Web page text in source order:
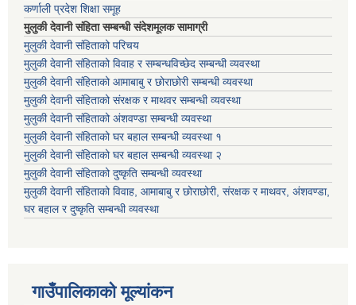
कर्णाली प्रदेश शिक्षा समूह
मुलुकी देवानी संहिता सम्बन्धी संदेशमूलक सामाग्री
मुलुकी देवानी संहिताको परिचय
मुलुकी देवानी संहिताको विवाह र सम्बन्धविच्छेद सम्बन्धी व्यवस्था
मुलुकी देवानी संहिताको आमाबाबु र छोराछोरी सम्बन्धी व्यवस्था
मुलुकी देवानी संहिताको संरक्षक र माथवर सम्बन्धी व्यवस्था
मुलुकी देवानी संहिताको अंशवण्डा सम्बन्धी व्यवस्था
मुलुकी देवानी संहिताको घर बहाल सम्बन्धी व्यवस्था १
मुलुकी देवानी संहिताको घर बहाल सम्बन्धी व्यवस्था २
मुलुकी देवानी संहिताको दुष्कृति सम्बन्धी व्यवस्था
मुलुकी देवानी संहिताको विवाह, आमाबाबु र छोराछोरी, संरक्षक र माथवर, अंशवण्डा,
घर बहाल र दुष्कृति सम्बन्धी व्यवस्था
गाउँपालिकाको मूल्यांकन